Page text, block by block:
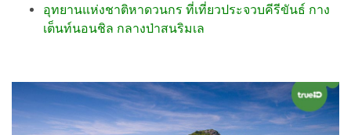
อุทยานแห่งชาติหาดวนกร ที่เที่ยวประจวบคีรีขันธ์ กาง
เต็นท์นอนชิล กลางป่าสนริมเล